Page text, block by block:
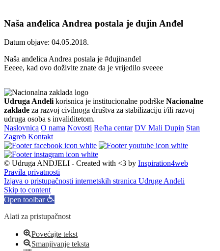
Naša anđelica Andrea postala je dujin Anđel
Datum objave: 04.05.2018.
Naša anđelica Andrea postala je #dujinanđel
Eeeee, kad ovo doživite znate da je vrijedilo sveeee
Udruga Anđeli korisnica je institucionalne podrške Nacionalne
zaklade za razvoj civilnoga društva za stabilizaciju i/ili razvoj
udruga osoba s invaliditetom.
Naslovnica O nama Novosti Re/ha centar DV Mali Dupin Stan
Zagreb Kontakt
© Udruga ANDJELI - Created with <3 by Inspiration4web
Pravila privatnosti
Izjava o pristupačnosti internetskih stranica Udruge Anđeli
Skip to content
Open toolbar
Alati za pristupačnost
Povećajte tekst
Smanjivanje teksta